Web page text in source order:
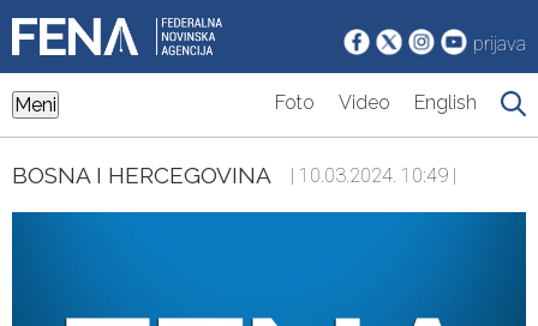
prijava
Meni Foto Video English
BOSNA I HERCEGOVINA | 10.03.2024. 10:49 |